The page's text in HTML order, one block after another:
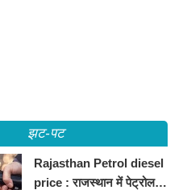
झट-पट
Rajasthan Petrol diesel
price : राजस्थान में पेट्रोल-